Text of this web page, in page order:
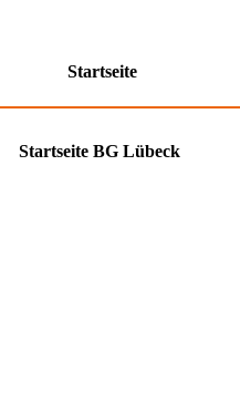
Startseite
Startseite BG Lübeck